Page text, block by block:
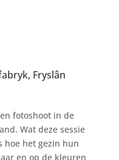
Fryslân
fotoshoot in de
Wat deze sessie
hoe het gezin hun
en op de kleuren